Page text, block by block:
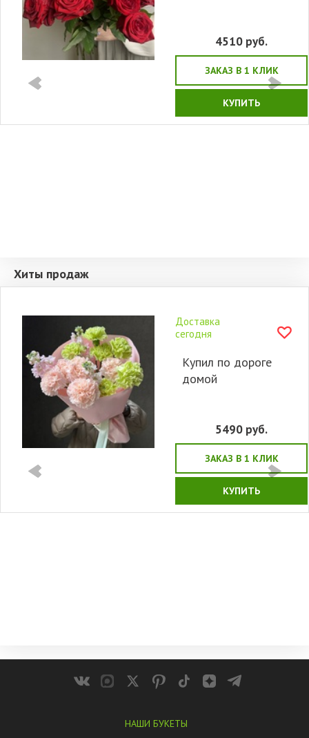
4510 руб.
ЗАКАЗ В 1 КЛИК
КУПИТЬ
Хиты продаж
Доставка
сегодня
Купил по дороге
домой
5490 руб.
ЗАКАЗ В 1 КЛИК
КУПИТЬ
НАШИ БУКЕТЫ